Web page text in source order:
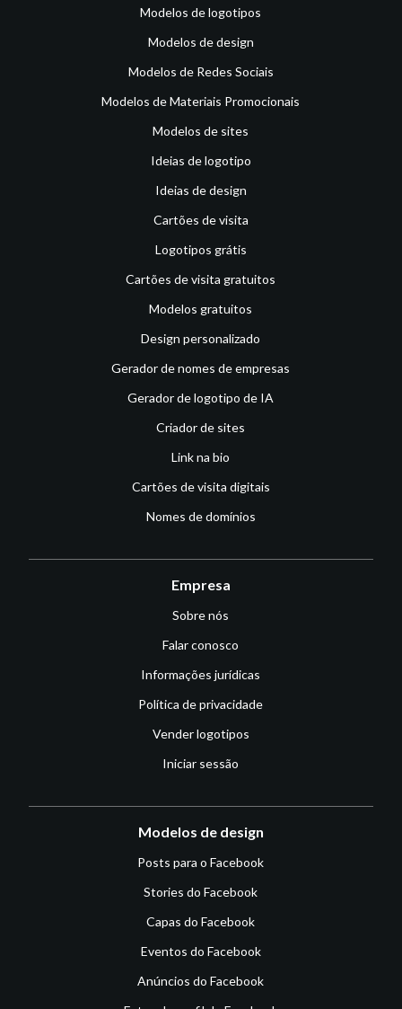
Modelos de logotipos
Modelos de design
Modelos de Redes Sociais
Modelos de Materiais Promocionais
Modelos de sites
Ideias de logotipo
Ideias de design
Cartões de visita
Logotipos grátis
Cartões de visita gratuitos
Modelos gratuitos
Design personalizado
Gerador de nomes de empresas
Gerador de logotipo de IA
Criador de sites
Link na bio
Cartões de visita digitais
Nomes de domínios
Empresa
Sobre nós
Falar conosco
Informações jurídicas
Política de privacidade
Vender logotipos
Iniciar sessão
Modelos de design
Posts para o Facebook
Stories do Facebook
Capas do Facebook
Eventos do Facebook
Anúncios do Facebook